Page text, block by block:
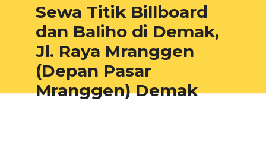
Sewa Titik Billboard
dan Baliho di Demak,
Jl. Raya Mranggen
(Depan Pasar
Mranggen) Demak